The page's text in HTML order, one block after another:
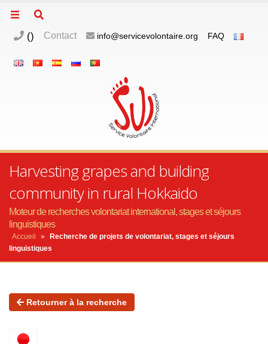
() Contact info@servicevolontaire.org FAQ
Harvesting grapes and building
community in rural Hokkaido
Moteur de recherches volontariat international, stages et séjours
linguistiques
Accueil »
Recherche de projets de volontariat, stages et séjours
linguistiques
Retourner à la recherche